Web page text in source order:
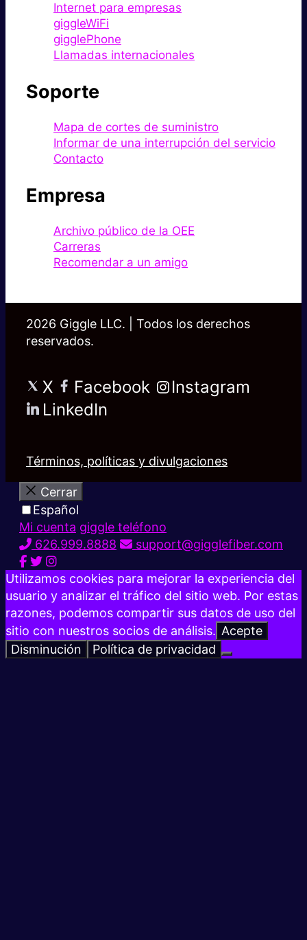
Internet para empresas
giggleWiFi
gigglePhone
Llamadas internacionales
Soporte
Mapa de cortes de suministro
Informar de una interrupción del servicio
Contacto
Empresa
Archivo público de la OEE
Carreras
Recomendar a un amigo
2026 Giggle LLC. | Todos los derechos
reservados.
X Facebook
Instagram
LinkedIn
Términos, políticas y divulgaciones
Cerrar
Español
Mi cuenta giggle teléfono
626.999.8888
support@gigglefiber.com
Utilizamos cookies para mejorar la experiencia del
usuario y analizar el tráfico del sitio web. Por estas
razones, podemos compartir sus datos de uso del
sitio con nuestros socios de análisis. Acepte
Disminución
Política de privacidad